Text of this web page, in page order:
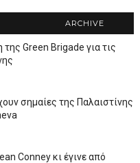
ARCHIVE
Green Brigade για τις
σημαίες της Παλαιστίνης
Conney κι έγινε από